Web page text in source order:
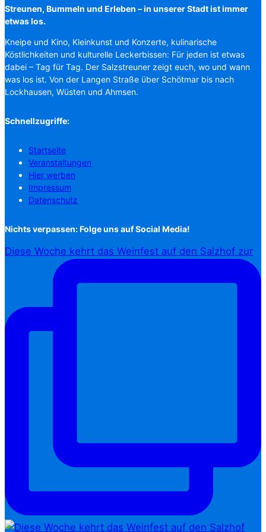
Streunen, Bummeln und Erleben – in unserer Stadt ist immer
etwas los.
Kneipe und Kino, Kleinkunst und Konzerte, kulinarische
Köstlichkeiten und kulturelle Leckerbissen: Für jeden ist etwas
dabei – Tag für Tag. Der Salzstreuner zeigt euch, wo und wann
was los ist. Von der Langen Straße über Schötmar bis nach
Lockhausen, Wüsten und Ahmsen.
Schnellzugriffe:
Startseite
Veranstaltungen
Hier werben
Impressum
Datenschutz
Nichts verpassen: Folge uns auf Social Media!
Diese Woche kehrt das Weinfest auf den Salzhof zur